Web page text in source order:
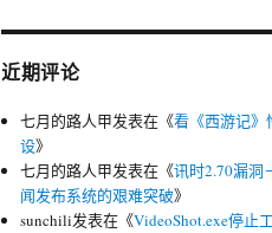
近期评论
七月的路人甲发表在《看《西游记》
设》
七月的路人甲发表在《讯时2.70漏洞
闻发布系统的艰难突破》
sunchili发表在《VideoShot.exe停止